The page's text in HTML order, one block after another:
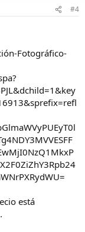
#4
Fotográfico-
está